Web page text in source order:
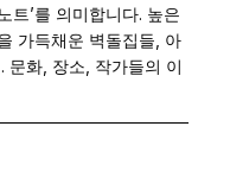
트’를 의미합니다. 높은
가득채운 벽돌집들, 아
문화, 장소, 작가들의 이